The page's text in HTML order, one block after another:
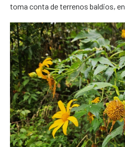
toma conta de terrenos baldios,